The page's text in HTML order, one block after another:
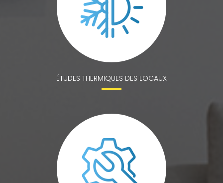
ÉTUDES THERMIQUES DES LOCAUX